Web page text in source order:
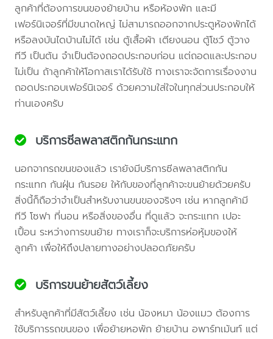
ลูกค้าที่ต้องการขนของย้ายบ้าน หรือห้องพัก และมี
เฟอร์นิเจอร์ที่มีขนาดใหญ่ ไม่สามารถออกจากประตูห้องพักได้
หรือลงบันไดบ้านไม่ได้ เช่น ตู้เสื้อผ้า เตียงนอน ตู้โชว์ ตู้วาง
ทีวี เป็นต้น จำเป็นต้องถอดประกอบก่อน แต่ถอดและประกอบ
ไม่เป็น ถ้าลูกค้าให้โอกาสเราได้รับใช้ ทางเราจะจัดการเรื่องงาน
ถอดประกอบเฟอร์นิเจอร์ ด้วยความใส่ใจในทุกส่วนประกอบให้
ท่านเองครับ
บริการซีลพลาสติกกันกระแทก
นอกจากรถขนของแล้ว เรายังมีบริการซีลพลาสติกกัน
กระแทก กันฝุ่น กันรอย ให้กับของที่ลูกค้าจะขนย้ายด้วยครับ
สิ่งนี้ก็ถือว่าจำเป็นสำหรับงานขนของจริงๆ เช่น หากลูกค้ามี
ทีวี โซฟา ที่นอน หรือสิ่งของอื่น ที่ดูแล้ว จะกระแทก เปอะ
เปื้อน ระหว่างการขนย้าย ทางเราก็จะบริการห่อหุ้มของให้
ลูกค้า เพื่อให้ถึงปลายทางอย่างปลอดภัยครับ
บริการขนย้ายสัตว์เลี้ยง
สำหรับลูกค้าที่มีสัตว์เลี้ยง เช่น น้องหมา น้องแมว ต้องการ
ใช้บริการรถขนของ เพื่อย้ายหอพัก ย้ายบ้าน อพาร์ทเม้นท์ แต่